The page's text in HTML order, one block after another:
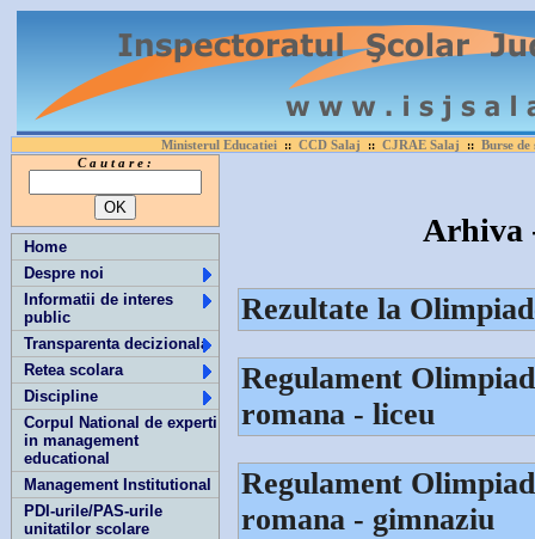
Ministerul Educatiei :: CCD Salaj :: CJRAE Salaj :: Burse
C a u t a r e :
Home
Despre noi
Informatii de interes
public
Transparenta decizionala
Retea scolara
Discipline
Corpul National de experti
in management
educational
Management Institutional
PDI-urile/PAS-urile
unitatilor scolare
Arhiva
Rezultate la
Regulament
romana - liceu
Regulament
romana - gimnaziu